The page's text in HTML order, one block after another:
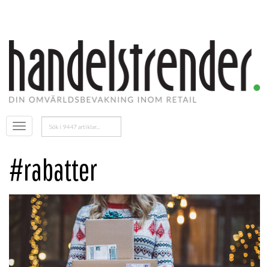
Öppna
menyn
Sök
efter:
#rabatter